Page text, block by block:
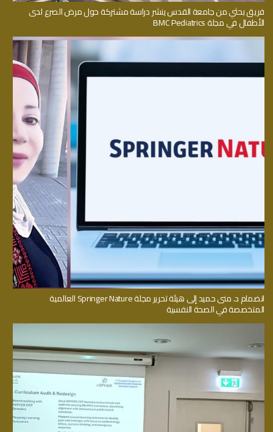
فريق بحثي من جامعة القدس ينشر دراسة مشتركة حول مرض الصرع لدى
الأطفال في مجلة BMC Pediatrics
انضمام د. منى حميد إلى هيئة تحرير مجلة Springer Nature العالمية
المتخصصة في الصحة النفسية